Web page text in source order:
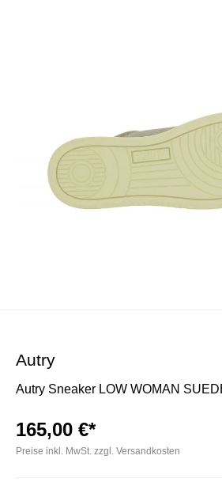
Autry
Autry Sneaker LOW WOMAN
165,00 €*
Preise inkl. MwSt. zzgl. Versandkosten